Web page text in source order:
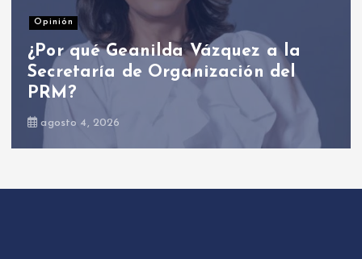
Presidente Abinader participa en
primer Foro Meta RD 2036 con
miras a impulsar el crecimiento
económico
agosto 6, 2026